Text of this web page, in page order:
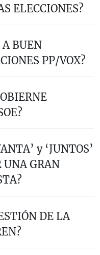
ELECCIONES?
A BUEN
PP/VOX?
y ‘JUNTOS’
UNA GRAN
DE LA